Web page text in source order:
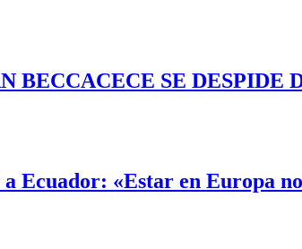
BECCACECE SE
Ecuador: «Estar en Europa